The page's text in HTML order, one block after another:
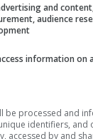
consumatori
ha
con il
and
audience
information on
be processed and
identifiers, and
accessed by and